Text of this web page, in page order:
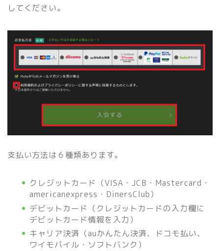
してください。
支払い方法は６種類あります。
クレジットカード（VISA・JCB・Mastercard・
americanexpress・DinersClub）
デビットカード（クレジットカードの入力欄に
デビットカード情報を入力）
キャリア決済（auかんたん決済、ドコモ払い、
ワイモバイル・ソフトバンク）